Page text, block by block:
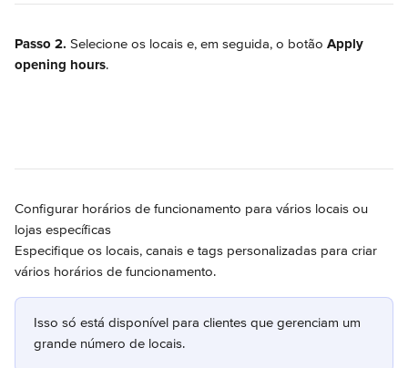
Passo 2. Selecione os locais e, em seguida, o botão Apply
opening hours.
Configurar horários de funcionamento para vários locais ou
lojas específicas
Especifique os locais, canais e tags personalizadas para criar
vários horários de funcionamento.
Isso só está disponível para clientes que gerenciam um
grande número de locais.